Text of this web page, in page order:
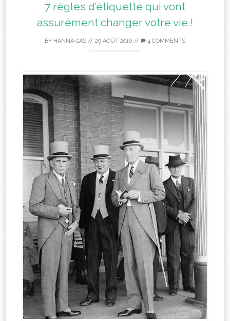
7 règles d’étiquette qui vont
assurément changer votre vie !
BY HANNA GAS // 29 AOÛT 2016 // 4 COMMENTS